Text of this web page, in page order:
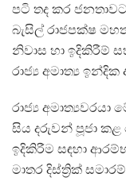
පටි තද කර
බැසිල් රාජපක්ෂ
නිවාස හා ඉදිකිරීම්
රාජ්‍ය අමාත්‍ය
රාජ්‍ය
සිය දරුවන් පූජා කළ
ඉදිකිරීම සඳහා
මාතර දිස්ත්‍රික්